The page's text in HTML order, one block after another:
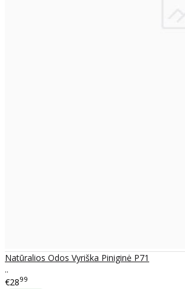
Natūralios Odos Vyriška Piniginė P71
..
€2899